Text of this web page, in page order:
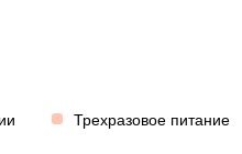
Трехразовое питание